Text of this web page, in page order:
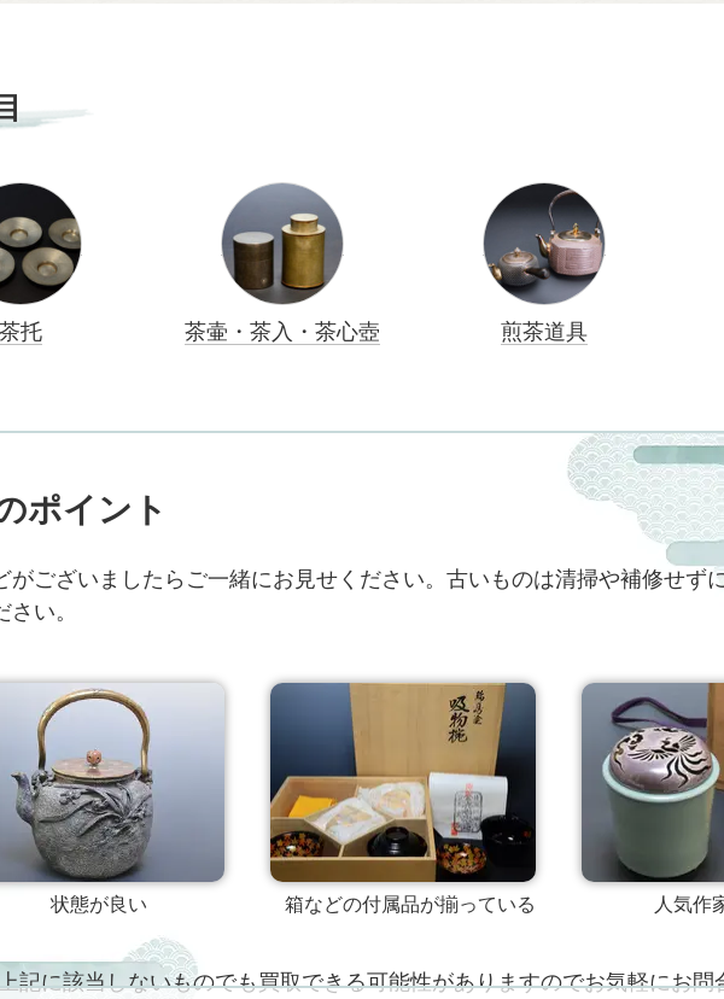
托 茶壷・茶入・茶心壺 煎茶道具
ポイント
がございましたらご一緒にお見せください。古いものは清掃や補修せず
さい。
状態が良い 箱などの付属品が揃っている 人気作
記に該当しないものでも買取できる可能性がありますのでお気軽にお問